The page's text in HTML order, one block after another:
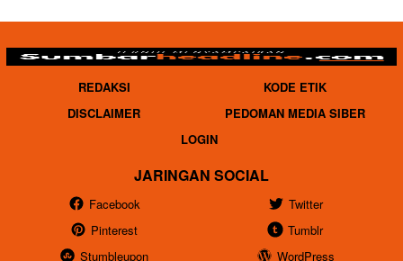
REDAKSI
KODE ETIK
DISCLAIMER
PEDOMAN MEDIA SIBER
LOGIN
JARINGAN SOCIAL
Facebook
Twitter
Pinterest
Tumblr
Stumbleupon
WordPress